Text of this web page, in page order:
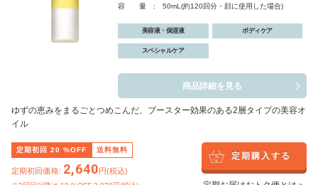
容 量 : 50mL(約120回分・顔に使用した場合)
美容液・保湿液 ボディケア
スペシャルケア
商品詳細を見る
ゆずの恵みをまるごとつめこんだ、ブースター効果のある2層タイプの美容オ
イル
定期初回 20 %OFF 送料無料
定期初回価格: 2,640円(税込)
定期購入する